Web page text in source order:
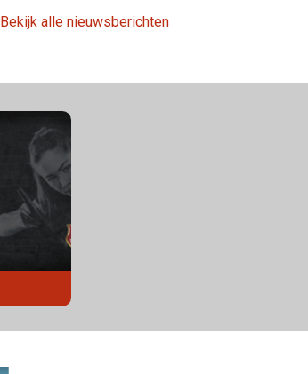
Bekijk alle nieuwsberichten